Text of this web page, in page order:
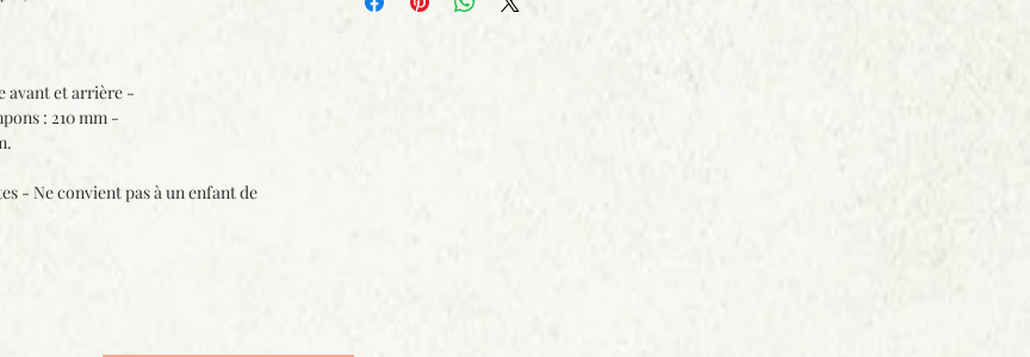
avant et arrière -
: 210 mm -
- Ne convient pas à un enfant de